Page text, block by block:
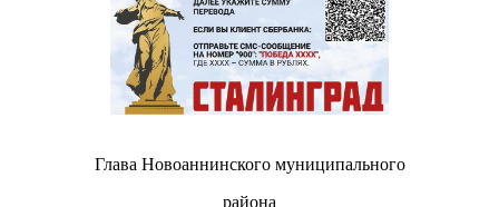
Глава Новоаннинского муниципального
района